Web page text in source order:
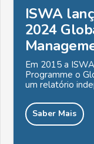
ISWA
2024
Em 2015 a
Programme o
um relatório
Saber Mais